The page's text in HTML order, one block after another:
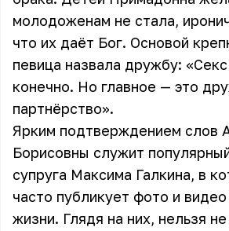
молодоженам не стала,
что их даёт Бог. Основой
певица назвала дружбу:
конечно. Но главное — это
партнёрство».
Ярким подтверждением слов
Борисовны служит
супруга Максима Галкина, в
часто публикует фото и
жизни. Глядя на них, нельзя